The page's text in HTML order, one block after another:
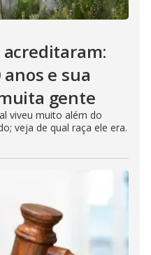
e sua
gente
viveu muito além do
veja de qual raça ele era.